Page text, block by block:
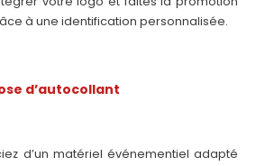
à une identification personnalisée.
d’autocollant
d’un matériel événementiel adapté